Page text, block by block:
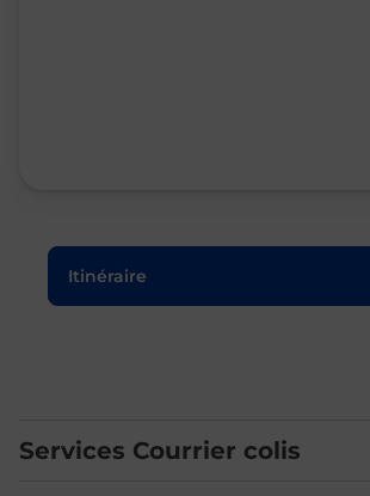
Itinéraire
Le lien s'ouvre dans un nouvel onglet
Services Courrier colis